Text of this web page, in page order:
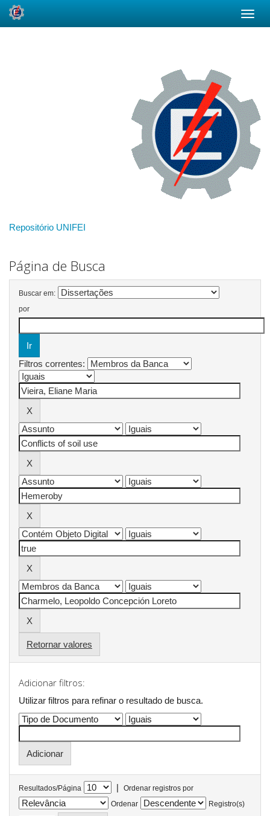
Repositório UNIFEI
Página de Busca
Buscar em:
por
Filtros correntes:
Retornar valores
Adicionar filtros:
Utilizar filtros para refinar o resultado de busca.
Resultados/Página |
Ordenar registros por
Ordenar
Registro(s)